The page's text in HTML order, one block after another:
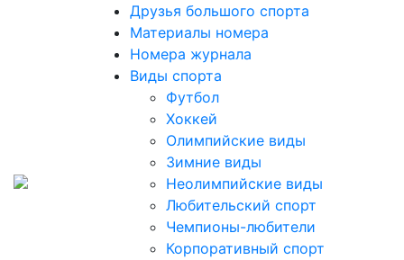
Друзья большого спорта
Материалы номера
Номера журнала
Виды спорта
Футбол
Хоккей
Олимпийские виды
Зимние виды
Неолимпийские виды
Любительский спорт
Чемпионы-любители
Корпоративный спорт